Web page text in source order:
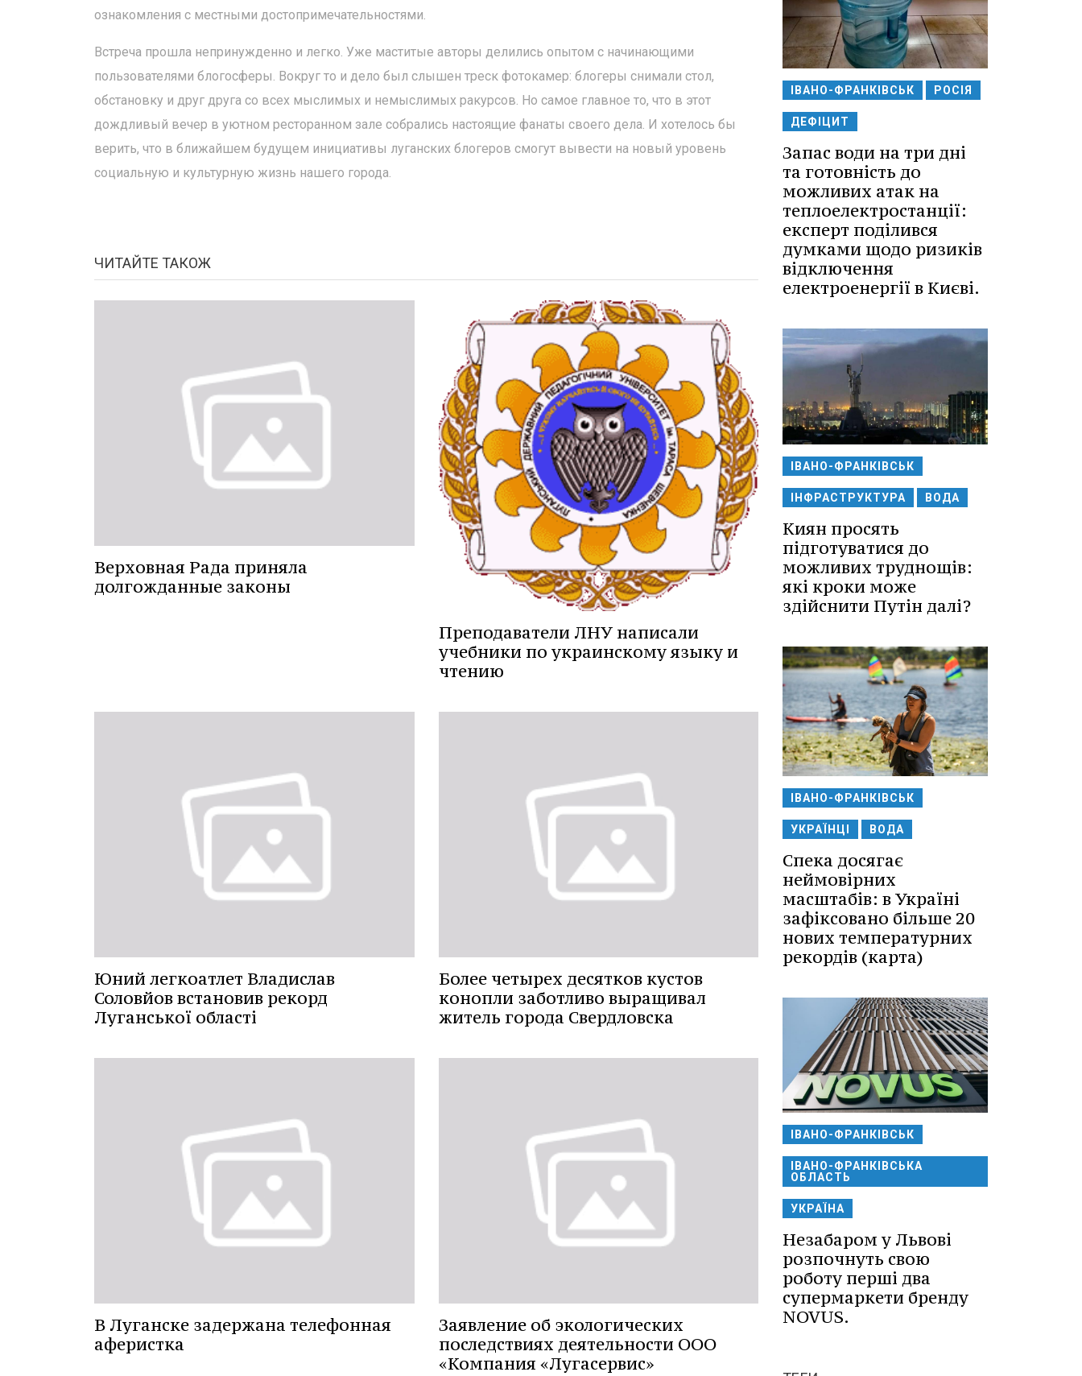
ознакомления с местными достопримечательностями.
Встреча прошла непринужденно и легко. Уже маститые авторы делились опытом с начинающими
пользователями блогосферы. Вокруг то и дело был слышен треск фотокамер: блогеры снимали стол,
обстановку и друг друга со всех мыслимых и немыслимых ракурсов. Но самое главное то, что в этот
дождливый вечер в уютном ресторанном зале собрались настоящие фанаты своего дела. И хотелось бы
верить, что в ближайшем будущем инициативы луганских блогеров смогут вывести на новый уровень
социальную и культурную жизнь нашего города.
ЧИТАЙТЕ ТАКОЖ
Верховная Рада приняла
долгожданные законы
Преподаватели ЛНУ написали
учебники по украинскому языку и
чтению
Юний легкоатлет Владислав
Соловйов встановив рекорд
Луганської області
Более четырех десятков кустов
конопли заботливо выращивал
житель города Свердловска
В Луганске задержана телефонная
аферистка
Заявление об экологических
последствиях деятельности ООО
«Компания «Лугасервис»
ІВАНО-ФРАНКІВСЬК РОСІЯ
ДЕФІЦИТ
Запас води на три дні
та готовність до
можливих атак на
теплоелектростанції:
експерт поділився
думками щодо ризиків
відключення
електроенергії в Києві.
ІВАНО-ФРАНКІВСЬК
ІНФРАСТРУКТУРА ВОДА
Киян просять
підготуватися до
можливих труднощів:
які кроки може
здійснити Путін далі?
ІВАНО-ФРАНКІВСЬК
УКРАЇНЦІ ВОДА
Спека досягає
неймовірних
масштабів: в Україні
зафіксовано більше 20
нових температурних
рекордів (карта)
ІВАНО-ФРАНКІВСЬК
ІВАНО-ФРАНКІВСЬКА
ОБЛАСТЬ
УКРАЇНА
Незабаром у Львові
розпочнуть свою
роботу перші два
супермаркети бренду
NOVUS.